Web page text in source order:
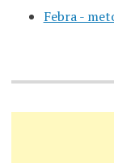
Febra -